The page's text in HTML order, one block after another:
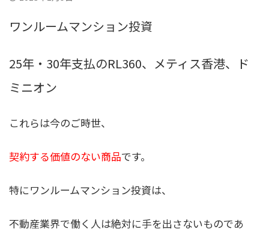
ワンルームマンション投資
25年・30年支払のRL360、メティス香港、ド
ミニオン
これらは今のご時世、
契約する価値のない商品です。
特にワンルームマンション投資は、
不動産業界で働く人は絶対に手を出さないものであ